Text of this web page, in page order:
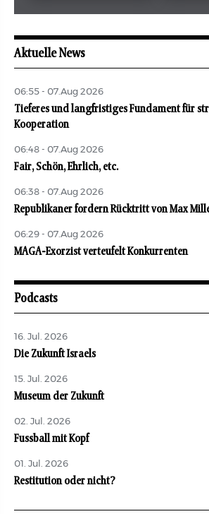
revue juive
Aktuelle News
06:55 - 07.Aug 2026
Tieferes und langfristiges Fundament für
Kooperation
06:48 - 07.Aug 2026
Fair, Schön, Ehrlich, etc.
06:38 - 07.Aug 2026
Republikaner fordern Rücktritt von Max
06:29 - 07.Aug 2026
MAGA-Exorzist verteufelt Konkurrenten
Podcasts
16. Jul. 2026
Die Zukunft Israels
15. Jul. 2026
Museum der Zukunft
02. Jul. 2026
Fussball mit Kopf
01. Jul. 2026
Restitution oder nicht?